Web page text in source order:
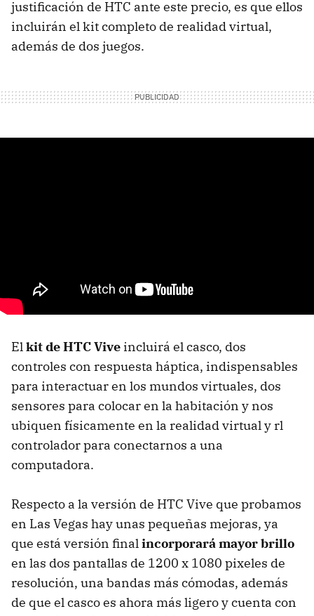
justificación de HTC ante este precio, es que ellos
incluirán el kit completo de realidad virtual,
además de dos juegos.
Elkit de HTC Vive incluirá el casco, dos
controles con respuesta háptica, indispensables
para interactuar en los mundos virtuales, dos
sensores para colocar en la habitación y nos
ubiquen físicamente en la realidad virtual y rl
controlador para conectarnos a una
computadora.
Respecto a la versión de HTC Vive que probamos
en Las Vegas hay unas pequeñas mejoras, ya
que está versión finalincorporará mayor brillo
en las dos pantallas de 1200 x 1080 pixeles de
resolución, una bandas más cómodas, además
de que el casco es ahora más ligero y cuenta con